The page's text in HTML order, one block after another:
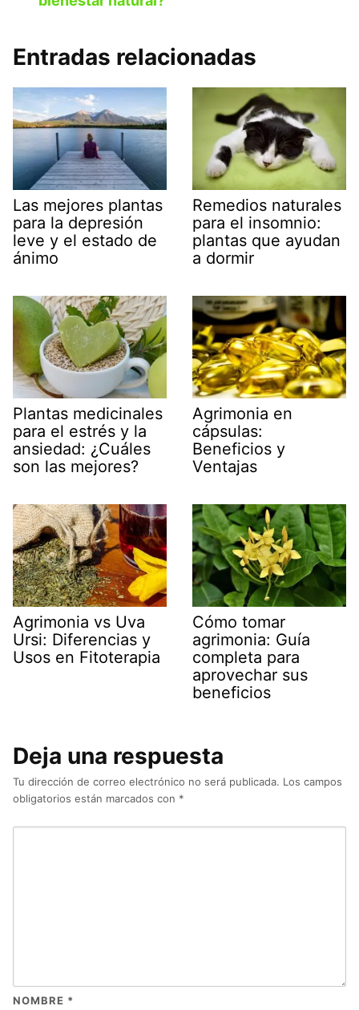
Entradas relacionadas
Las mejores plantas
para la depresión
leve y el estado de
ánimo
Remedios naturales
para el insomnio:
plantas que ayudan
a dormir
Plantas medicinales
para el estrés y la
ansiedad: ¿Cuáles
son las mejores?
Agrimonia en
cápsulas:
Beneficios y
Ventajas
Agrimonia vs Uva
Ursi: Diferencias y
Usos en Fitoterapia
Cómo tomar
agrimonia: Guía
completa para
aprovechar sus
beneficios
Deja una respuesta
Tu dirección de correo electrónico no será publicada. Los campos
obligatorios están marcados con *
NOMBRE *